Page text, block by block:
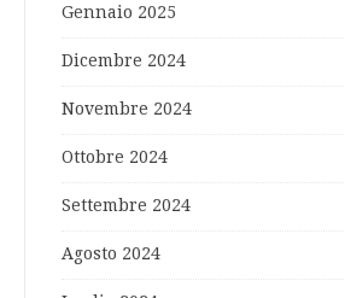
Gennaio 2025
Dicembre 2024
Novembre 2024
Ottobre 2024
Settembre 2024
Agosto 2024